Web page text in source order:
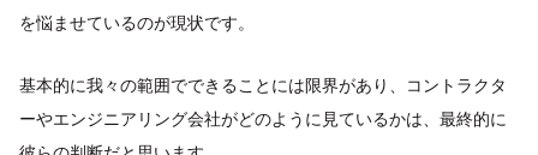
を悩ませているのが現状です。
基本的に我々の範囲でできることには限界があり、コントラクタ
ーやエンジニアリング会社がどのように見ているかは、最終的に